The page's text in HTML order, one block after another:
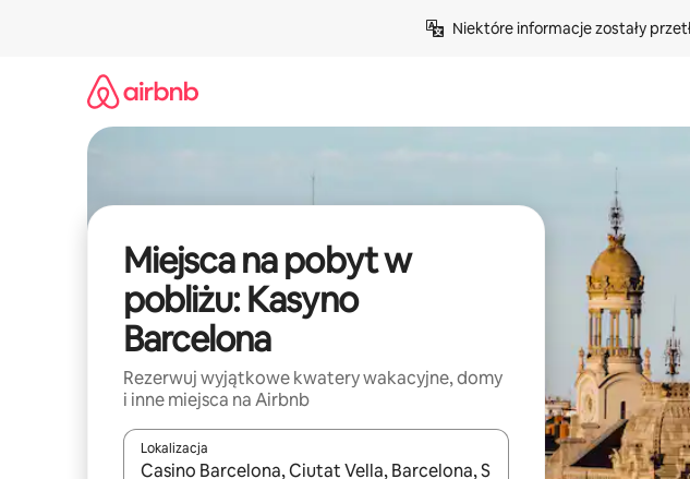
Niektóre informacje zostały
Miejsca na pobyt w
pobliżu: Kasyno
Barcelona
Rezerwuj wyjątkowe kwatery wakacyjne, domy
i inne miejsca na Airbnb
Lokalizacja
Gdy wyniki będą dostępne, możesz poruszać się po nich za pomocą